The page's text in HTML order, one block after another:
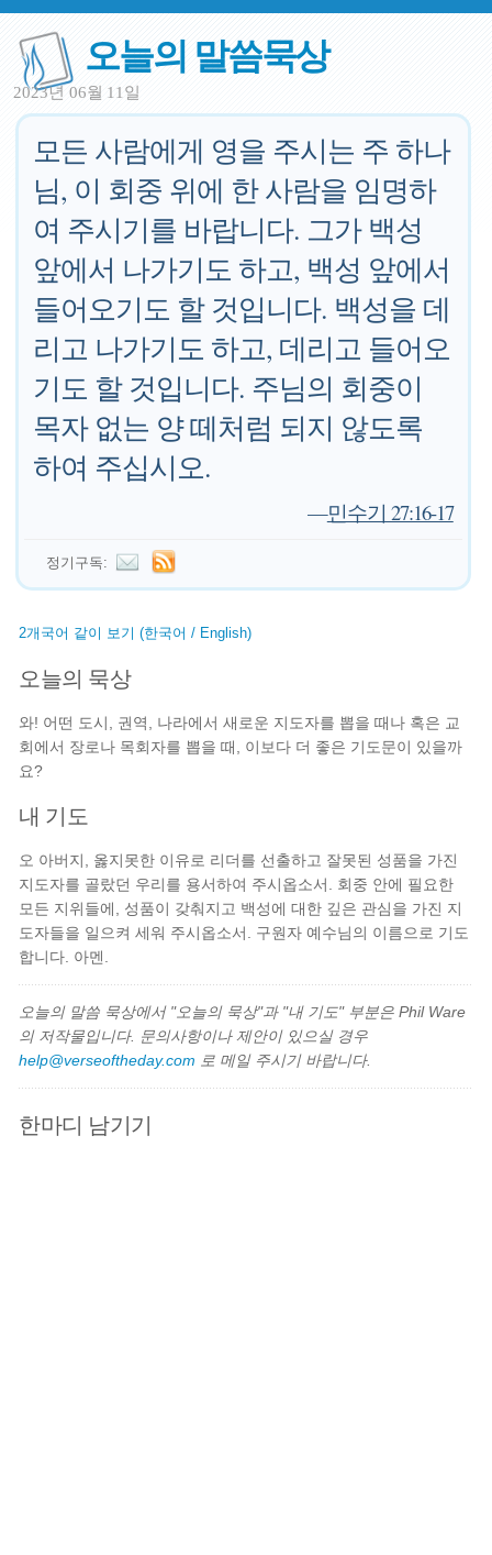
오늘의 말씀묵상
2023년 06월 11일
모든 사람에게 영을 주시는 주 하나
님, 이 회중 위에 한 사람을 임명하
여 주시기를 바랍니다. 그가 백성
앞에서 나가기도 하고, 백성 앞에서
들어오기도 할 것입니다. 백성을 데
리고 나가기도 하고, 데리고 들어오
기도 할 것입니다. 주님의 회중이
목자 없는 양 떼처럼 되지 않도록
하여 주십시오.
—민수기 27:16-17
정기구독:
2개국어 같이 보기 (한국어 / English)
오늘의 묵상
와! 어떤 도시, 권역, 나라에서 새로운 지도자를 뽑을 때나 혹은 교
회에서 장로나 목회자를 뽑을 때, 이보다 더 좋은 기도문이 있을까
요?
내 기도
오 아버지, 옳지못한 이유로 리더를 선출하고 잘못된 성품을 가진
지도자를 골랐던 우리를 용서하여 주시옵소서. 회중 안에 필요한
모든 지위들에, 성품이 갖춰지고 백성에 대한 깊은 관심을 가진 지
도자들을 일으켜 세워 주시옵소서. 구원자 예수님의 이름으로 기도
합니다. 아멘.
오늘의 말씀 묵상에서 "오늘의 묵상"과 "내 기도" 부분은 Phil Ware
의 저작물입니다. 문의사항이나 제안이 있으실 경우
help@verseoftheday.com 로 메일 주시기 바랍니다.
한마디 남기기